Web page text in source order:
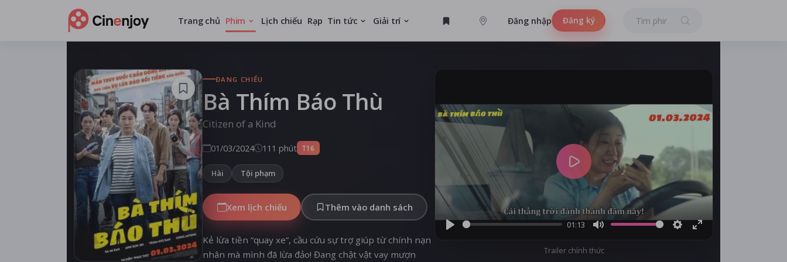
Trang chủ Phim Lịch chiếu Rạp Tin tức Giải trí
MỚI
Đăng nhập Đăng ký
ĐANG CHIẾU
Bà Thím Báo Thù
Citizen of a Kind
01/03/2024 111 phút T16
Hài Tội phạm
Xem lịch chiếu Thêm vào danh sách
Kẻ lừa tiền “quay xe”, cầu cứu sự trợ giúp từ chính nạn
nhân mà mình đã lừa đảo! Đang chật vật vay mượn
01:13
Play
Trailer chính thức